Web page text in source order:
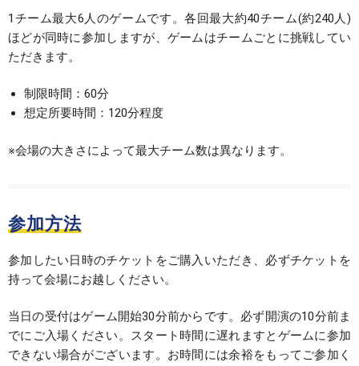
1チーム最大6人のゲームです。各回最大約40チーム(約240人)
ほどが同時に参加しますが、ゲームはチームごとに挑戦してい
ただきます。
制限時間：60分
想定所要時間：120分程度
※会場の大きさによって最大チーム数は異なります。
参加方法
参加したい日時のチケットをご購入いただき、必ずチケットを
持って会場にお越しください。
当日の受付はゲーム開始30分前からです。必ず開演の10分前ま
でにご入場ください。スタート時間に遅れますとゲームに参加
できない場合がございます。お時間には余裕をもってご参加く